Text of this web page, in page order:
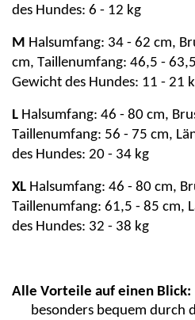
des Hundes: 6 - 12 kg
M Halsumfang: 34 - 62 cm,
cm, Taillenumfang: 46,5 -
Gewicht des Hundes: 11 - 21
L Halsumfang: 46 - 80 cm,
Taillenumfang: 56 - 75 cm,
des Hundes: 20 - 34 kg
XL Halsumfang: 46 - 80 cm,
Taillenumfang: 61,5 - 85 cm,
des Hundes: 32 - 38 kg
Alle Vorteile auf einen Blick:
besonders bequem durch